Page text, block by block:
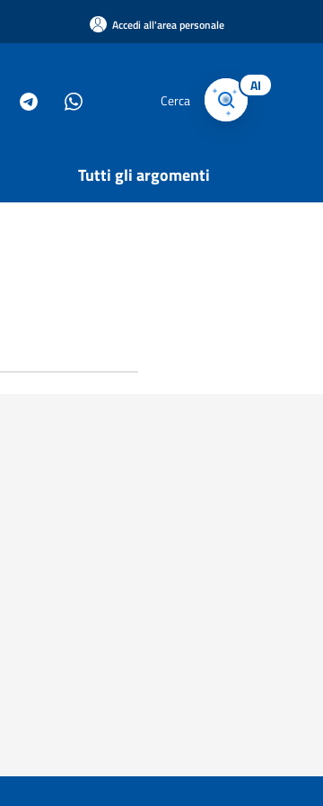
Accedi all'area personale
Cerca
AI
Tutti gli argomenti